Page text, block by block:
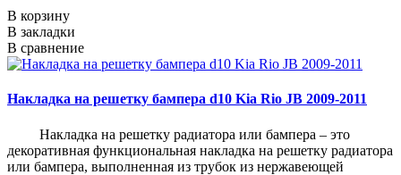
В корзину
В закладки
В сравнение
Накладка на решетку бампера d10 Kia Rio JB 2009-2011
Накладка на решетку радиатора или бампера – это
декоративная функциональная накладка на решетку радиатора
или бампера, выполненная из трубок из нержавеющей